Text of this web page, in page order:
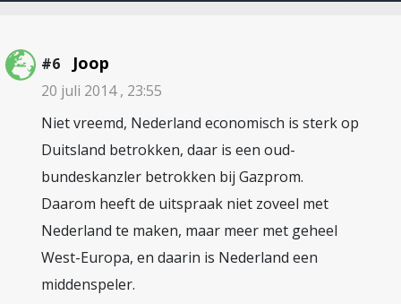
#6 Joop
20 juli 2014 , 23:55
Niet vreemd, Nederland economisch is sterk op
Duitsland betrokken, daar is een oud-
bundeskanzler betrokken bij Gazprom.
Daarom heeft de uitspraak niet zoveel met
Nederland te maken, maar meer met geheel
West-Europa, en daarin is Nederland een
middenspeler.